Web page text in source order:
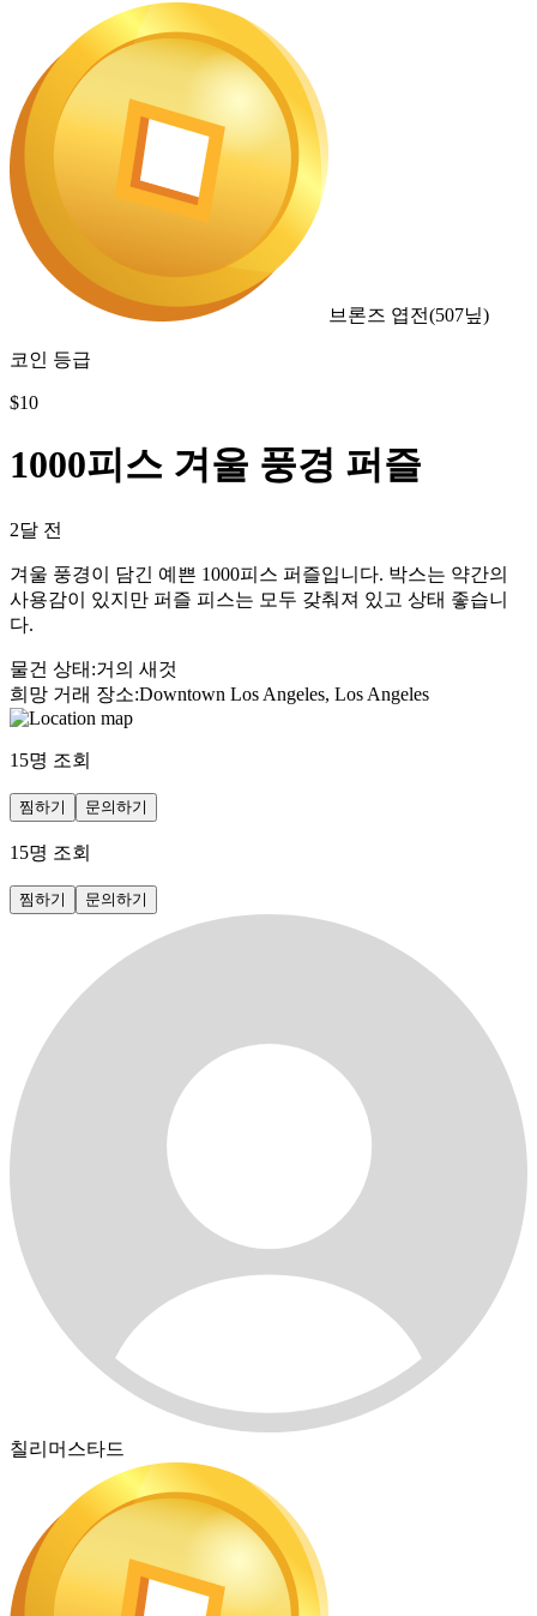
브론즈 엽전(507닢)
코인 등급
$10
1000피스 겨울 풍경 퍼즐
2달 전
겨울 풍경이 담긴 예쁜 1000피스 퍼즐입니다. 박스는 약간의
사용감이 있지만 퍼즐 피스는 모두 갖춰져 있고 상태 좋습니
다.
물건 상태 :거의 새것
희망 거래 장소:Downtown Los Angeles, Los Angeles
15명 조회
찜하기 문의하기
15명 조회
찜하기 문의하기
칠리머스타드